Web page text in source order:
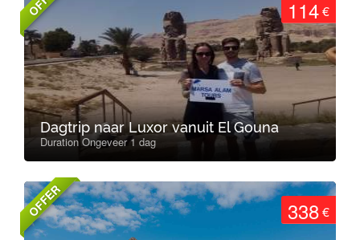
114€
Dagtrip naar Luxor vanuit El Gouna
Duration Ongeveer 1 dag
OFFER 338€